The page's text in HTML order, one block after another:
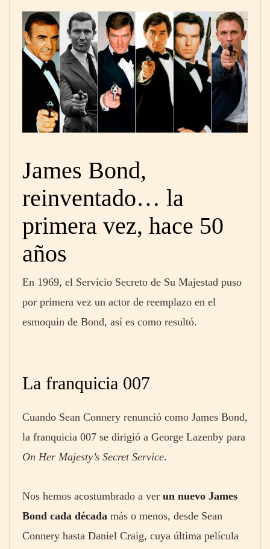
James Bond,
reinventado… la
primera vez, hace 50
años
En 1969, el Servicio Secreto de Su Majestad puso
por primera vez un actor de reemplazo en el
esmoquin de Bond, así es como resultó.
La franquicia 007
Cuando Sean Connery renunció como James Bond,
la franquicia 007 se dirigió a George Lazenby para
On Her Majesty’s Secret Service.
Nos hemos acostumbrado a ver un nuevo James
Bond cada década más o menos, desde Sean
Connery hasta Daniel Craig, cuya última película